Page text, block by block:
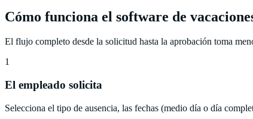
Cómo funciona el software de
El flujo completo desde la solicitud hasta la aprobación toma
1
El empleado solicita
Selecciona el tipo de ausencia, las fechas (medio día o día